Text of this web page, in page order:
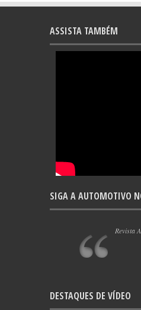
ASSISTA TAMBÉM
SIGA A AUTOMOTIVO
Revista
DESTAQUES DE VÍDEO